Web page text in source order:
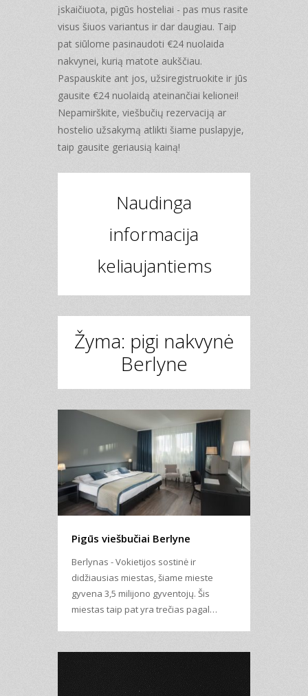
įskaičiuota, pigūs hosteliai - pas mus rasite
visus šiuos variantus ir dar daugiau. Taip
pat siūlome pasinaudoti €24 nuolaida
nakvynei, kurią matote aukščiau.
Paspauskite ant jos, užsiregistruokite ir jūs
gausite €24 nuolaidą ateinančiai kelionei!
Nepamirškite, viešbučių rezervaciją ar
hostelio užsakymą atlikti šiame puslapyje,
taip gausite geriausią kainą!
Naudinga
informacija
keliaujantiems
Žyma: pigi nakvynė
Berlyne
Pigūs viešbučiai Berlyne
Berlynas - Vokietijos sostinė ir
didžiausias miestas, šiame mieste
gyvena 3,5 milijono gyventojų. Šis
miestas taip pat yra trečias pagal…